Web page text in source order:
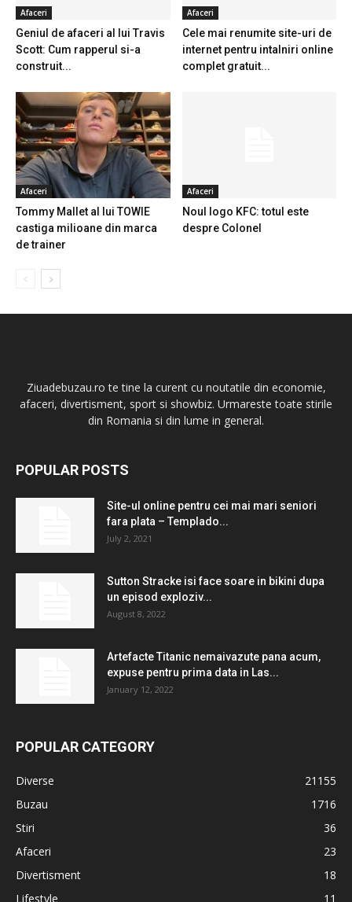
Afaceri
Geniul de afaceri al lui Travis
Scott: Cum rapperul si-a
construit...
Afaceri
Cele mai renumite site-uri de
internet pentru intalniri online
complet gratuit...
Afaceri
Tommy Mallet al lui TOWIE
castiga milioane din marca
de trainer
Afaceri
Noul logo KFC: totul este
despre Colonel
Ziuadebuzau.ro te tine la curent cu noutatile din economie,
afaceri, divertisment, sport si showbiz. Urmareste toate stirile
din Romania si din lume in general.
POPULAR POSTS
Site-ul online pentru cei mai mari seniori
fara plata – Templado...
July 2, 2021
Sutton Stracke isi face soare in bikini dupa
un episod exploziv...
August 8, 2022
Artefacte Titanic nemaivazute pana acum,
expuse pentru prima data in Las...
January 12, 2022
POPULAR CATEGORY
Diverse
21155
Buzau
1716
Stiri
36
Afaceri
23
Divertisment
18
Lifestyle
11